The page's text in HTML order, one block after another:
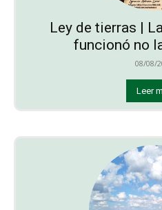
Ley de tierras |
funcionó no
08/08/
Leer